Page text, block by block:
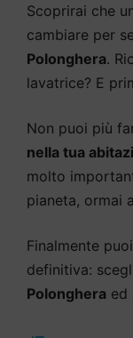
Scoprirai che
cambiare per
Polonghera.
lavatrice? E
Non puoi più
nella tua
molto
pianeta, ormai
Finalmente
definitiva:
Polonghera ed